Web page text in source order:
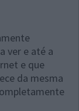
ver e até a
e que
da mesma